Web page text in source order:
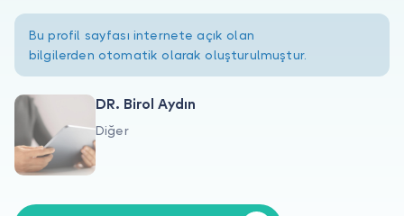
Hakkımızda
Bu profil sayfası internete açık olan
bilgilerden otomatik olarak oluşturulmuştur.
DR. Birol Aydın
Diğer